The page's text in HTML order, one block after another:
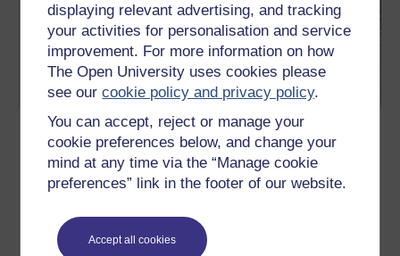
displaying relevant advertising, and tracking
your activities for personalisation and service
improvement. For more information on how
The Open University uses cookies please
see ourcookie policy and privacy policy.
You can accept, reject or manage your
cookie preferences below, and change your
mind at any time via the “Manage cookie
preferences” link in the footer of our website.
Accept all cookies
Exploring the history of prisoner
education
This free course, Exploring the history of prisoner education,
types of learning that were offered and the experiences of
prisoners over the first 100 years of education in prisons.